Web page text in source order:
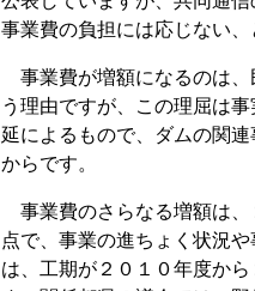
事業費の負担には応じない、
事業費が増額になるのは、
う理由ですが、この理屈は
延によるもので、ダムの関
からです。
事業費のさらなる増額は、
点で、事業の進ちょく状況
は、工期が２０１０年度か